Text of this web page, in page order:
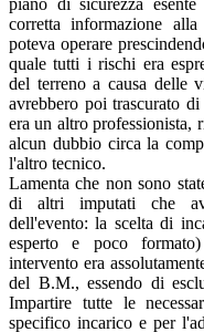
corretta informazione
poteva operare
quale tutti i rischi era
del terreno a causa delle
avrebbero poi trascurato
era un altro
alcun dubbio circa la
l'altro tecnico.
Lamenta che non sono
di altri imputati che
dell'evento: la scelta di
esperto e poco
intervento era
del B.M., essendo di
Impartire tutte le
specifico incarico e per